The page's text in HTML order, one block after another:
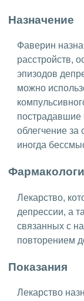
Назначение
Фаверин
расстройств,
эпизодов
можно
пострадавшие
облегчение за
иногда
Лекарство,
депрессии, а
связанных с
повторением
Показания
Лекарство